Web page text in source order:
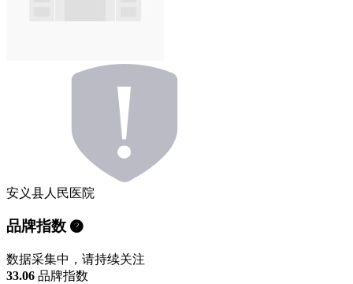
安义县人民医院
品牌指数
数据采集中，请持续关注
33.06 品牌指数